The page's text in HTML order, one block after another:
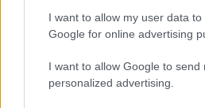
I want to allow my user data
Google for online advertising
I want to allow Google to send
personalized advertising.